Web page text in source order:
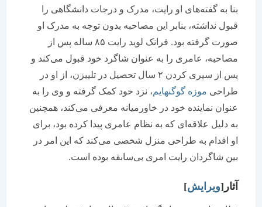
به گفته‌های او رایت، مدرک و درجات دانشگاهی را
نداشته، بنابر این مصاحبه بدون توجه به مدرک او
صورت گرفته بود. فرانک لوید رایت ۸۵ ساله پس از
عامری را به عنوان شاگرد خود قبول می‌کند و
پس از سپری کردن ۲ سال تحصیل در تلییزن، از او در
موزه گوگنهایم، نزد خود کمک گرفته و وی را به
نماینده خود در خاورمیانه معرفی می‌کند، همچنین
دلیل علاقه‌ای که به نظام عامری پیدا کرده بود، برای
اقدام به طراحی منزل شخصی می‌کند که این امر در
شاگردان رایت امری بی‌سابقه بوده است.
ویرایش]